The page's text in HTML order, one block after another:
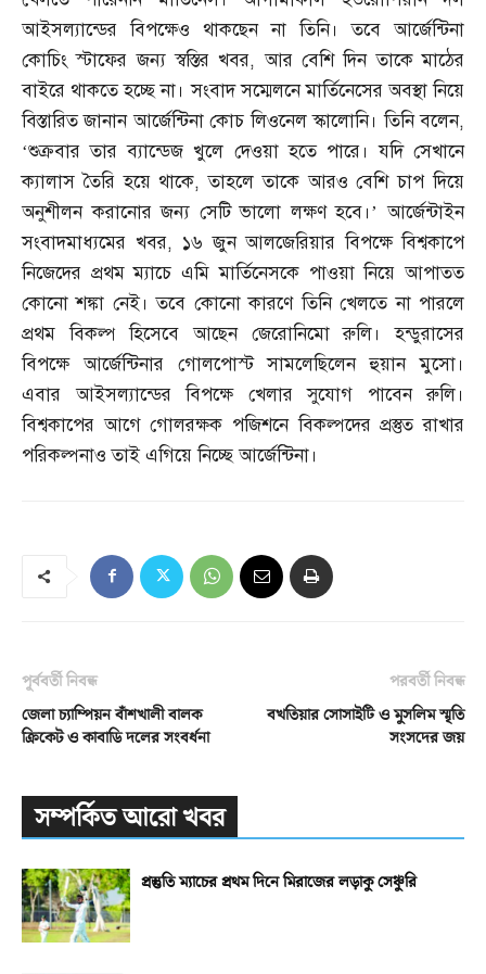
আইসল্যান্ডের বিপক্ষেও থাকছেন না তিনি। তবে আর্জেন্টিনা
কোচিং স্টাফের জন্য স্বস্তির খবর,আর বেশি দিন তাকে মাঠের
বাইরে থাকতে হচ্ছে না। সংবাদ সম্মেলনে মার্তিনেসের অবস্থা নিয়ে
বিস্তারিত জানান আর্জেন্টিনা কোচ লিওনেল স্কালোনি। তিনি বলেন,
‘শুক্রবার তার ব্যান্ডেজ খুলে দেওয়া হতে পারে। যদি সেখানে
ক্যালাস তৈরি হয়ে থাকে,তাহলে তাকে আরও বেশি চাপ দিয়ে
অনুশীলন করানোর জন্য সেটি ভালো লক্ষণ হবে।’ আর্জেন্টাইন
সংবাদমাধ্যমের খবর, ১৬ জুন আলজেরিয়ার বিপক্ষে বিশ্বকাপে
নিজেদের প্রথম ম্যাচে এমি মার্তিনেসকে পাওয়া নিয়ে আপাতত
কোনো শঙ্কা নেই। তবে কোনো কারণে তিনি খেলতে না পারলে
প্রথম বিকল্প হিসেবে আছেন জেরোনিমো রুলি। হন্ডুরাসের
বিপক্ষে আর্জেন্টিনার গোলপোস্ট সামলেছিলেন হুয়ান মুসো।
এবার আইসল্যান্ডের বিপক্ষে খেলার সুযোগ পাবেন রুলি।
বিশ্বকাপের আগে গোলরক্ষক পজিশনে বিকল্পদের প্রস্তুত রাখার
পরিকল্পনাও তাই এগিয়ে নিচ্ছে আর্জেন্টিনা।
পূর্ববর্তী নিবন্ধ
জেলা চ্যাম্পিয়ন বাঁশখালী বালক
ক্রিকেট ও কাবাডি দলের সংবর্ধনা
পরবর্তী নিবন্ধ
বখতিয়ার সোসাইটি ও মুসলিম স্মৃতি
সংসদের জয়
সম্পর্কিত আরো খবর
প্রস্তুতি ম্যাচের প্রথম দিনে মিরাজের লড়াকু সেঞ্চুরি